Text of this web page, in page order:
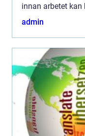
innan arbetet kan
bergsprängning
admin